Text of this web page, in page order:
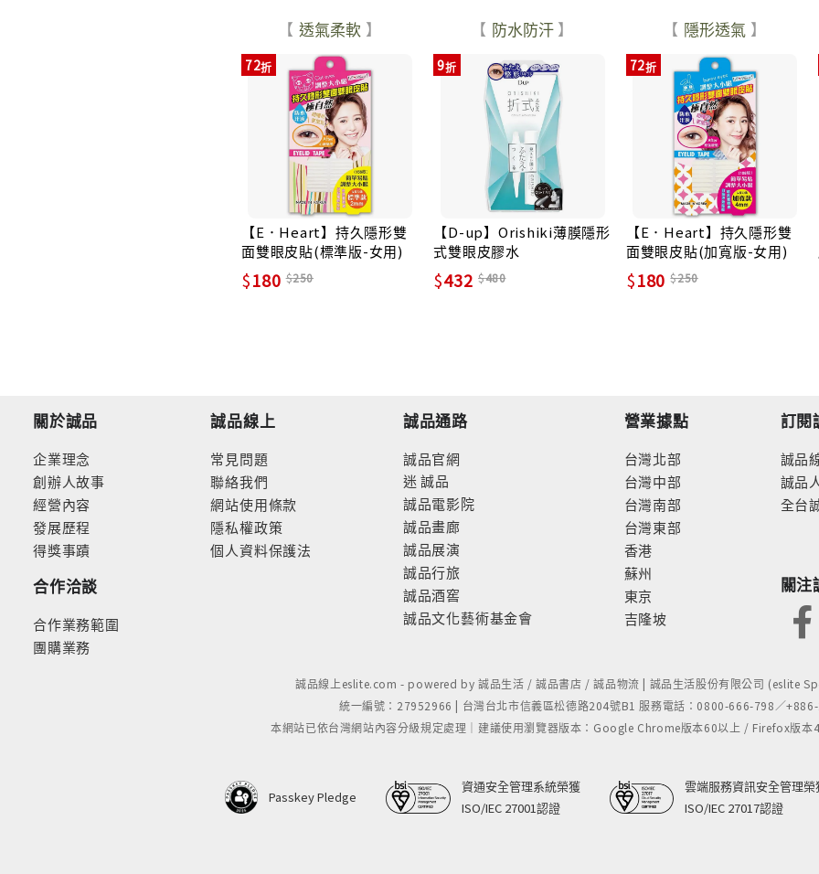
透氣柔軟
【E．Heart】持久隱形雙
面雙眼皮貼(標準版-女用)
72
180 250
防水防汗
【D-up】Orishiki薄膜隱形
式雙眼皮膠水
9
432 480
隱形透氣
【E．Heart】持久隱形雙
面雙眼皮貼(加寬版-女用)
72
180 250
關於誠品
企業理念
創辦人故事
經營內容
發展歷程
得獎事蹟
合作洽談
合作業務範圍
團購業務
誠品線上
常見問題
聯絡我們
網站使用條款
隱私權政策
個人資料保護法
誠品通路
誠品官網
迷 誠品
誠品電影院
誠品畫廊
誠品展演
誠品行旅
誠品酒窖
誠品文化藝術基金會
營業據點
台灣北部
台灣中部
台灣南部
台灣東部
香港
蘇州
東京
吉隆坡
訂閱
誠品
誠品
全台
關注
誠品線上eslite.com - powered by 誠品生活 / 誠品書店 / 誠品物流 | 誠品生活股份有限公司 (eslite
統一編號：27952966 | 台灣台北市信義區松德路204號B1 服務電話：0800-666-798／
本網站已依台灣網站內容分級規定處理｜建議使用瀏覽器版本：Google Chrome版本60以上 / Firefox版
Passkey Pledge
資通安全管理系統榮獲
ISO/IEC 27001認證
雲端服務資訊安全管理榮
ISO/IEC 27017認證